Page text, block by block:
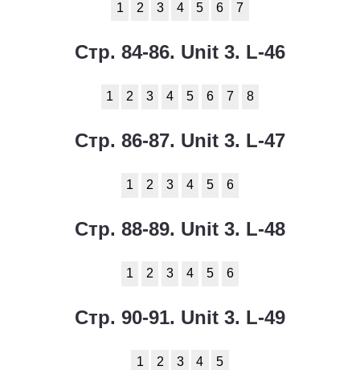
1 2 3 4 5 6 7
Стр. 84-86. Unit 3. L-46
1 2 3 4 5 6 7 8
Стр. 86-87. Unit 3. L-47
1 2 3 4 5 6
Стр. 88-89. Unit 3. L-48
1 2 3 4 5 6
Стр. 90-91. Unit 3. L-49
1 2 3 4 5